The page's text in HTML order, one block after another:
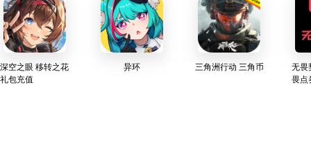
深空之眼 移转之花
礼包充值
异环 三角洲行动 三角币
无畏
畏点